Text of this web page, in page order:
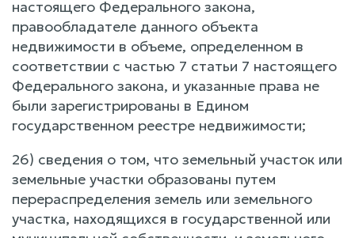
настоящего Федерального закона,
правообладателе данного объекта
недвижимости в объеме, определенном в
соответствии с частью 7 статьи 7 настоящего
Федерального закона, и указанные права не
были зарегистрированы в Едином
государственном реестре недвижимости;
26) сведения о том, что земельный участок или
земельные участки образованы путем
перераспределения земель или земельного
участка, находящихся в государственной или